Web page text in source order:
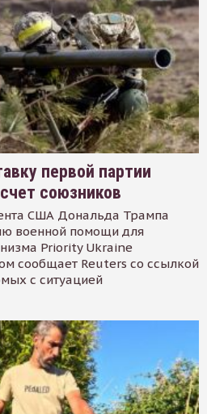
первой партии
союзников
США Дональда Трампа
военной помощи для
Priority Ukraine
сообщает Reuters со ссылкой
с ситуацией